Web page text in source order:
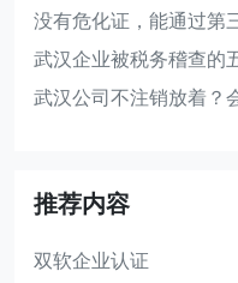
没有危化证，能通过
武汉企业被税务稽查的
武汉公司不注销放着
推荐内容
双软企业认证